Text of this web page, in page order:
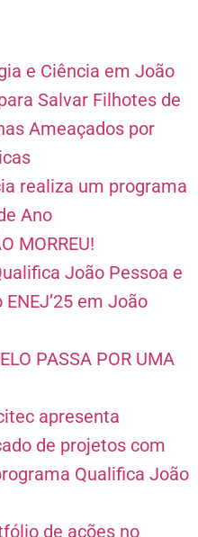
e Ciência em João
Salvar Filhotes de
Ameaçados por
realiza um programa
Ano
MORREU!
João Pessoa e
em João
PASSA POR UMA
apresenta
de projetos com
Qualifica João
de ações no